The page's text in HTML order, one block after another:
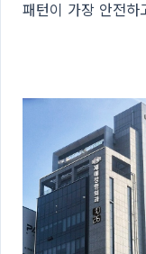
패턴이 가장 안전하